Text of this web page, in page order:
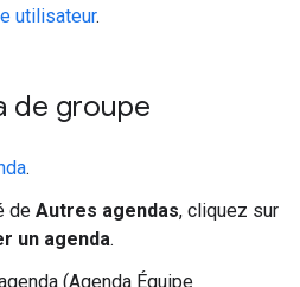
utilisateur.
de groupe
.
de Autres agendas, cliquez sur
un agenda.
(Agenda Équipe